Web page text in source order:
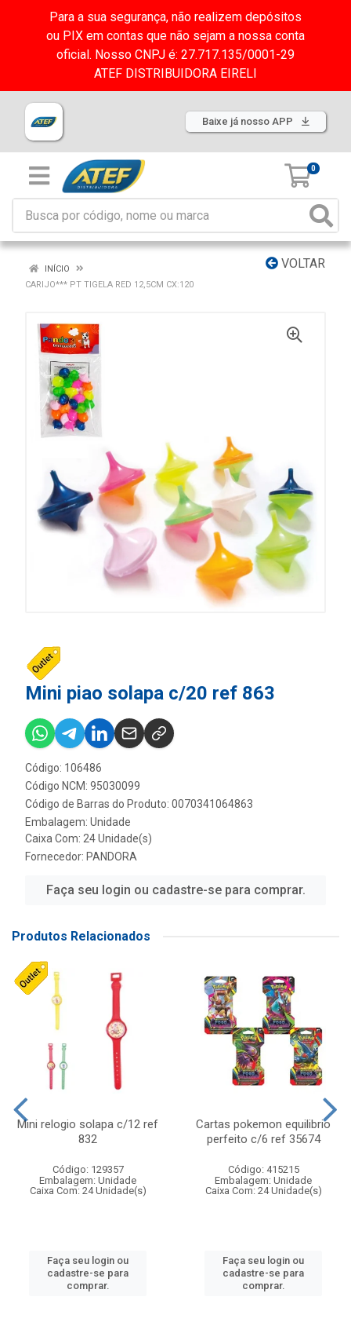
Para a sua segurança, não realizem depósitos
ou PIX em contas que não sejam a nossa conta
oficial. Nosso CNPJ é: 27.717.135/0001-29
ATEF DISTRIBUIDORA EIRELI
Baixe já nosso APP
0
VOLTAR
INÍCIO
CARIJO*** PT TIGELA RED 12,5CM CX:120
Mini piao solapa c/20 ref 863
Código: 106486
Código NCM: 95030099
Código de Barras do Produto: 0070341064863
Embalagem: Unidade
Caixa Com: 24 Unidade(s)
Fornecedor: PANDORA
Faça seu login ou cadastre-se para comprar.
Produtos Relacionados
Mini relogio solapa c/12 ref
832
Código: 129357
Embalagem: Unidade
Caixa Com: 24 Unidade(s)
Faça seu login ou
cadastre-se para
comprar.
Cartas pokemon equilibrio
perfeito c/6 ref 35674
Código: 415215
Embalagem: Unidade
Caixa Com: 24 Unidade(s)
Faça seu login ou
cadastre-se para
comprar.